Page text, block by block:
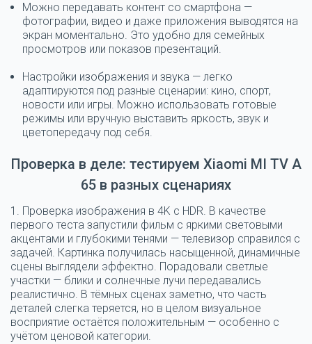
Можно передавать контент со смартфона —
фотографии, видео и даже приложения выводятся на
экран моментально. Это удобно для семейных
просмотров или показов презентаций.
Настройки изображения и звука — легко
адаптируются под разные сценарии: кино, спорт,
новости или игры. Можно использовать готовые
режимы или вручную выставить яркость, звук и
цветопередачу под себя.
Проверка в деле: тестируем Xiaomi MI TV A
65 в разных сценариях
1. Проверка изображения в 4K с HDR. В качестве
первого теста запустили фильм с яркими световыми
акцентами и глубокими тенями — телевизор справился с
задачей. Картинка получилась насыщенной, динамичные
сцены выглядели эффектно. Порадовали светлые
участки — блики и солнечные лучи передавались
реалистично. В тёмных сценах заметно, что часть
деталей слегка теряется, но в целом визуальное
восприятие остаётся положительным — особенно с
учётом ценовой категории.